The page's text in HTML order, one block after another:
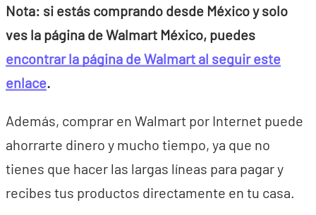
Nota: si estás comprando desde México y solo
ves la página de Walmart México, puedes
encontrar la página de Walmart al seguir este
enlace.
Además, comprar en Walmart por Internet puede
ahorrarte dinero y mucho tiempo, ya que no
tienes que hacer las largas líneas para pagar y
recibes tus productos directamente en tu casa.